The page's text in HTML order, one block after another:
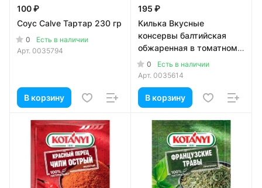
100 ₽
Соус Calve Тартар 230 гр
0
Есть в наличии
Арт. 0035794
В корзину
195 ₽
Килька Вкусные
консервы балтийская
обжаренная в томатном
соусе 240 гр
0
Есть в наличии
Арт. 0035614
В корзину